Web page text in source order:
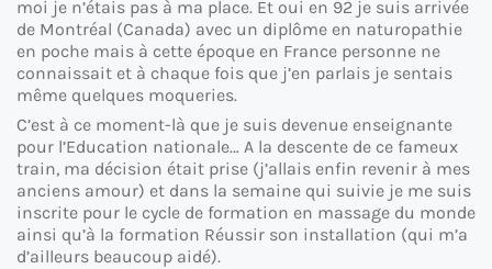
moi je n’étais pas à ma place. Et oui en 92 je suis arrivée
de Montréal (Canada) avec un diplôme en naturopathie
en poche mais à cette époque en France personne ne
connaissait et à chaque fois que j’en parlais je sentais
même quelques moqueries.
C’est à ce moment-là que je suis devenue enseignante
pour l’Education nationale… A la descente de ce fameux
train, ma décision était prise (j’allais enfin revenir à mes
anciens amour) et dans la semaine qui suivie je me suis
inscrite pour le cycle de formation en massage du monde
ainsi qu’à la formation Réussir son installation (qui m’a
d’ailleurs beaucoup aidé).